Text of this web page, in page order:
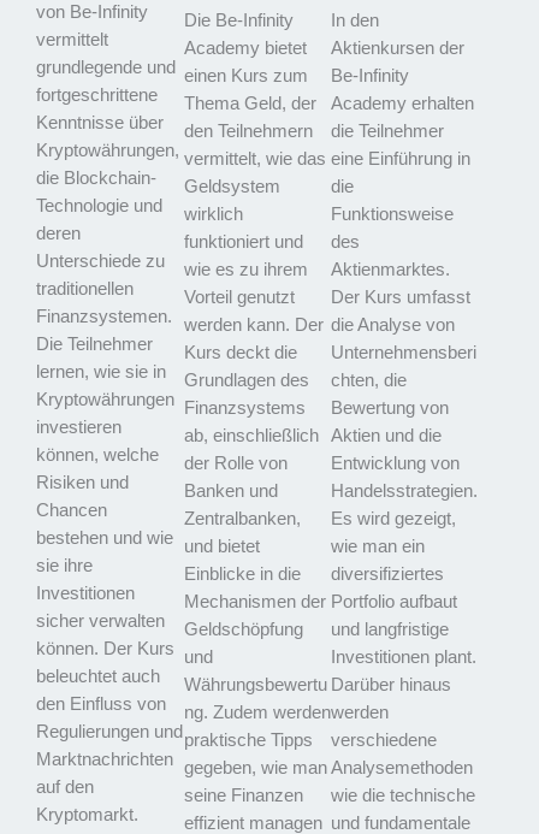
von Be-Infinity
vermittelt
grundlegende und
fortgeschrittene
Kenntnisse über
Kryptowährungen,
die Blockchain-
Technologie und
deren
Unterschiede zu
traditionellen
Finanzsystemen.
Die Teilnehmer
lernen, wie sie in
Kryptowährungen
investieren
können, welche
Risiken und
Chancen
bestehen und wie
sie ihre
Investitionen
sicher verwalten
können. Der Kurs
beleuchtet auch
den Einfluss von
Regulierungen und
Marktnachrichten
auf den
Kryptomarkt.
Die Be-Infinity
Academy bietet
einen Kurs zum
Thema Geld, der
den Teilnehmern
vermittelt, wie das
Geldsystem
wirklich
funktioniert und
wie es zu ihrem
Vorteil genutzt
werden kann. Der
Kurs deckt die
Grundlagen des
Finanzsystems
ab, einschließlich
der Rolle von
Banken und
Zentralbanken,
und bietet
Einblicke in die
Mechanismen der
Geldschöpfung
und
Währungsbewertu
ng. Zudem werden
praktische Tipps
gegeben, wie man
seine Finanzen
effizient managen
In den
Aktienkursen der
Be-Infinity
Academy erhalten
die Teilnehmer
eine Einführung in
die
Funktionsweise
des
Aktienmarktes.
Der Kurs umfasst
die Analyse von
Unternehmensberi
chten, die
Bewertung von
Aktien und die
Entwicklung von
Handelsstrategien.
Es wird gezeigt,
wie man ein
diversifiziertes
Portfolio aufbaut
und langfristige
Investitionen plant.
Darüber hinaus
werden
verschiedene
Analysemethoden
wie die technische
und fundamentale